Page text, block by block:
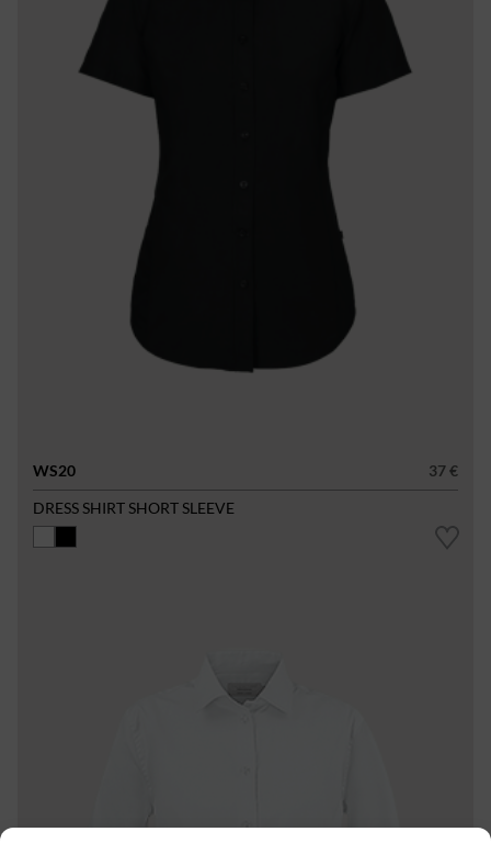
WS20
37 €
DRESS SHIRT SHORT SLEEVE